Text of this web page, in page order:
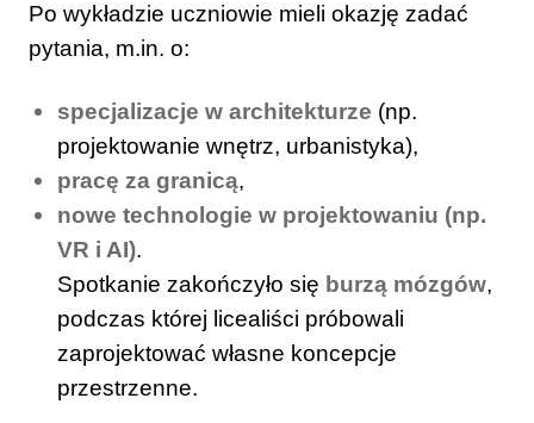
Po wykładzie uczniowie mieli okazję zadać
pytania, m.in. o:
specjalizacje w architekturze (np.
projektowanie wnętrz, urbanistyka),
pracę za granicą,
nowe technologie w projektowaniu (np.
VR i AI).
Spotkanie zakończyło się burzą mózgów,
podczas której licealiści próbowali
zaprojektować własne koncepcje
przestrzenne.